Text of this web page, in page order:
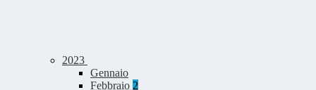
2023
Gennaio
Febbraio 2